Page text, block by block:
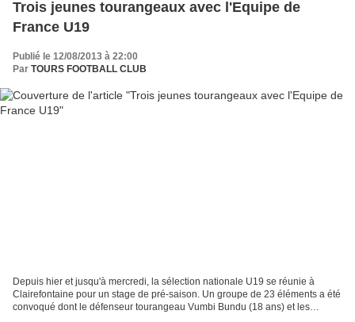
Trois jeunes tourangeaux avec l'Equipe de
France U19
Publié le 12/08/2013 à 22:00
Par TOURS FOOTBALL CLUB
Depuis hier et jusqu'à mercredi, la sélection nationale U19 se réunie à
Clairefontaine pour un stage de pré-saison. Un groupe de 23 éléments a été
convoqué dont le défenseur tourangeau Vumbi Bundu (18 ans) et les